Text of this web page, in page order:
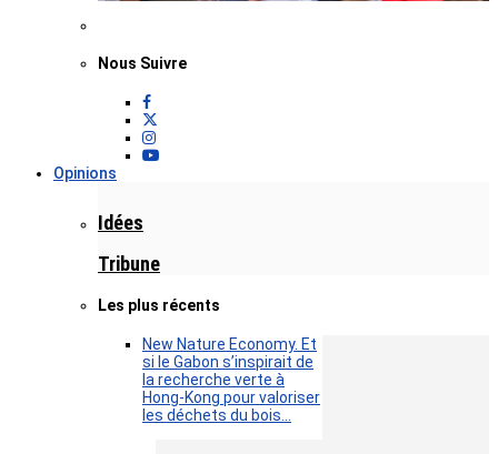
Nous Suivre
Opinions
Idées
Tribune
Les plus récents
New Nature Economy. Et
si le Gabon s’inspirait de
la recherche verte à
Hong-Kong pour valoriser
les déchets du bois…